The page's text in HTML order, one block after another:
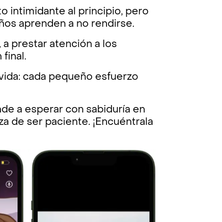
intimidante al principio, pero
aprenden a no rendirse.
a prestar atención a los
final.
cada pequeño esfuerzo
a esperar con sabiduría en
de ser paciente. ¡Encuéntrala